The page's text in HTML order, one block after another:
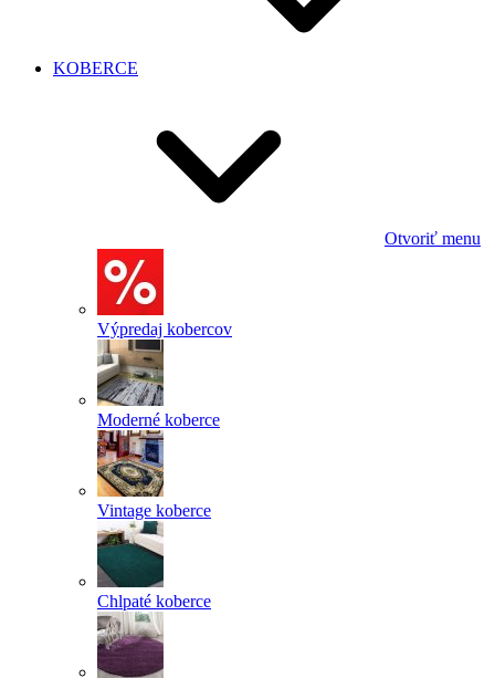
KOBERCE
Otvoriť menu
Výpredaj kobercov
Moderné koberce
Vintage koberce
Chlpaté koberce